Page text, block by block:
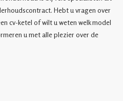
Hebt u vragen over
cv-ketel of wilt u weten welk model
u met alle plezier over de